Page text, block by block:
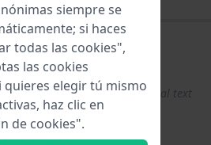
los usuarios
" Show original text
junio de 2022
siempre se
si haces
todas las cookies",
las cookies
quieres elegir tú mismo
haz clic en
de cookies".